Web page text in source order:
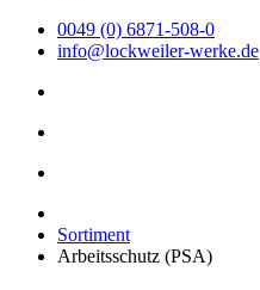
0049 (0) 6871-508-0
info@lockweiler-werke.de
Sortiment
Arbeitsschutz (PSA)